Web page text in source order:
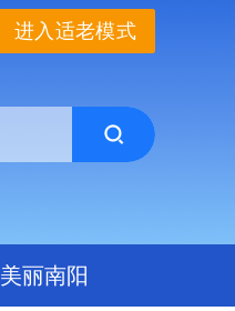
进入适老模式
美丽南阳